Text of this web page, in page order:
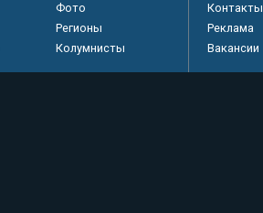
Фото
Регионы
Колумнисты
Контакты
Реклама
Вакансии